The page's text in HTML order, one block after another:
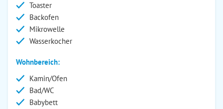
Toaster
Backofen
Mikrowelle
Wasserkocher
Wohnbereich:
Kamin/Ofen
Bad/WC
Babybett